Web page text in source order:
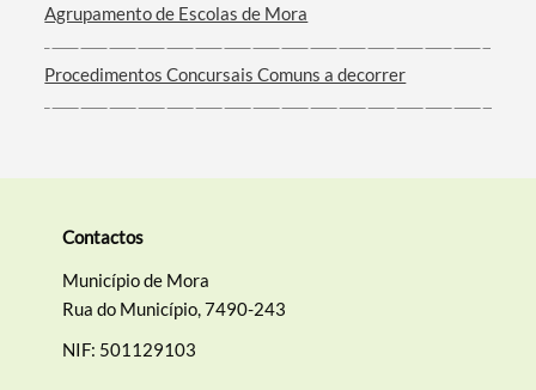
Agrupamento de Escolas de Mora
Procedimentos Concursais Comuns a decorrer
Contactos
Município de Mora
Rua do Município, 7490-243
NIF: 501129103